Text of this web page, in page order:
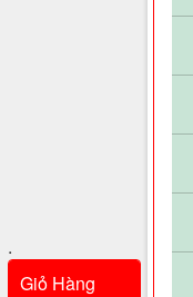
.
Giỏ Hàng